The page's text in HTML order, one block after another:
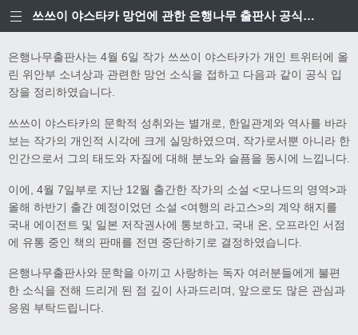
쓰쓰이 야스타카 망언에 관한 은행나무 출판사 공식입장
은행나무출판사는 4월 6일 작가 쓰쓰이 야스타카가 개인 트위터에 올
린 위안부 소녀상과 관련한 망언 소식을 접하고 다음과 같이 공식 입
장을 정리하였습니다.
쓰쓰이 야스타카의 문학적 성취와는 별개로, 한일관계와 역사를 바라
보는 작가의 개인적 시각에 크게 실망하였으며, 작가로서뿐 아니라 한
인간으로서 그의 태도와 자질에 대해 분노와 슬픔을 동시에 느낍니다.
이에, 4월 7일부로 지난 12월 출간한 작가의 소설 <모나드의 영역>과
올해 하반기 출간 예정이었던 소설 <여행의 라고스>의 계약 해지를
국내 에이전트 및 일본 저작권사에 통보하고, 국내 온, 오프라인 서점
에 유통 중인 책의 판매를 전면 중단하기로 결정하였습니다.
은행나무출판사와 문학을 아끼고 사랑하는 독자 여러분들에게 불편
한 소식을 전해 드리게 된 점 깊이 사과드리며, 앞으로도 많은 관심과
응원 부탁드립니다.